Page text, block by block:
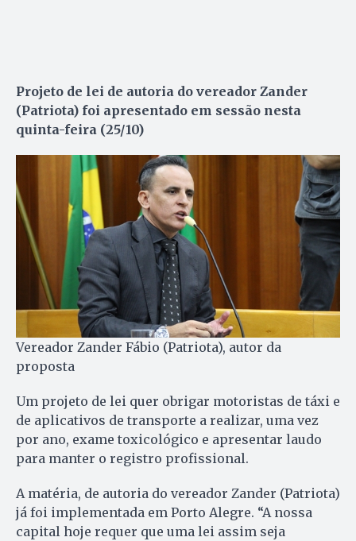
Projeto de lei de autoria do vereador Zander
(Patriota) foi apresentado em sessão nesta
quinta-feira (25/10)
Vereador Zander Fábio (Patriota), autor da
proposta
Um projeto de lei quer obrigar motoristas de táxi e
de aplicativos de transporte a realizar, uma vez
por ano, exame toxicológico e apresentar laudo
para manter o registro profissional.
A matéria, de autoria do vereador Zander (Patriota)
já foi implementada em Porto Alegre. “A nossa
capital hoje requer que uma lei assim seja